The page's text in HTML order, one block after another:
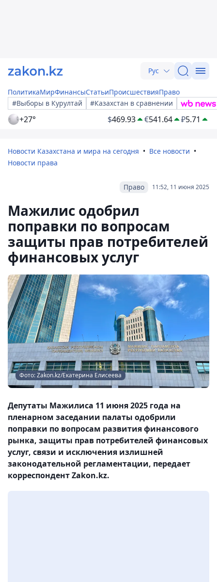
Рус
ПолитикаМирФинансыСтатьиПроисшествияПраво
#Выборы в Курултай
#Казахстан в сравнении
+27° $469.93 €541.64 ₽5.71
Новости Казахстана и мира на сегодня
Все новости
Новости права
11:52, 11 июня 2025
Право
Мажилис одобрил
поправки по вопросам
защиты прав потребителей
финансовых услуг
Фото: Zakon.kz/Екатерина Елисеева
Депутаты Мажилиса 11 июня 2025 года на
пленарном заседании палаты одобрили
поправки по вопросам развития финансового
рынка, защиты прав потребителей финансовых
услуг, связи и исключения излишней
законодательной регламентации, передает
корреспондент Zakon.kz.